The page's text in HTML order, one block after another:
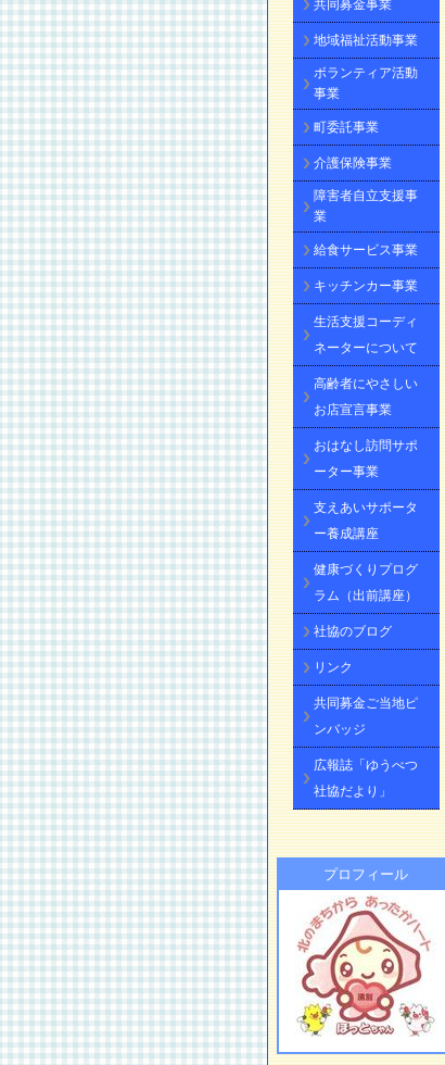
共同募金事業
地域福祉活動事業
ボランティア活動
事業
町委託事業
介護保険事業
障害者自立支援事
業
給食サービス事業
キッチンカー事業
生活支援コーディ
ネーターについて
高齢者にやさしい
お店宣言事業
おはなし訪問サポ
ーター事業
支えあいサポータ
ー養成講座
健康づくりプログ
ラム（出前講座）
社協のブログ
リンク
共同募金ご当地ピ
ンバッジ
広報誌「ゆうべつ
社協だより」
プロフィール